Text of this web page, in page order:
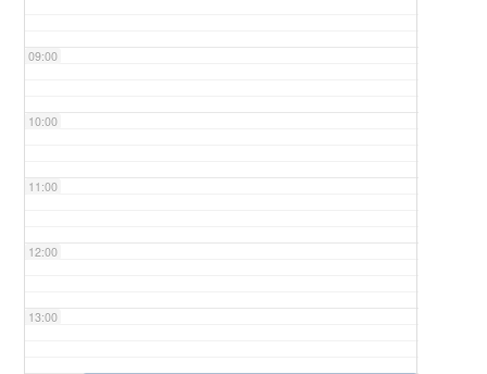
09:00
10:00
11:00
12:00
13:00